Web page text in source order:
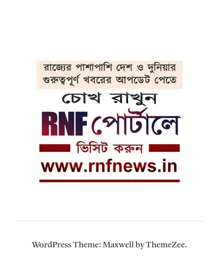
WordPress Theme: Maxwell by ThemeZee.